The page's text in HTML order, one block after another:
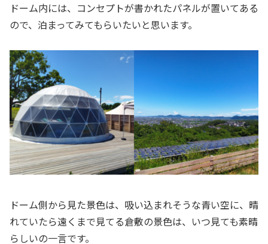
ドーム内には、コンセプトが書かれたパネルが置いてある
ので、泊まってみてもらいたいと思います。
ドーム側から見た景色は、吸い込まれそうな青い空に、晴
れていたら遠くまで見てる倉敷の景色は、いつ見ても素晴
らしいの一言です。